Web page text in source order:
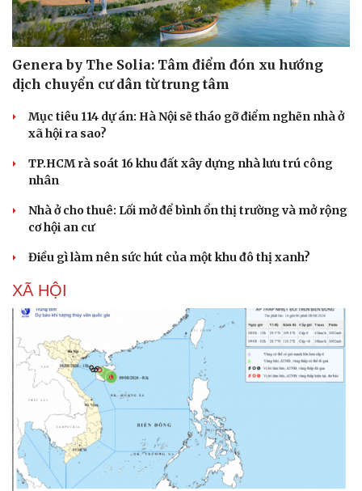
Genera by The Solia: Tâm điểm đón xu hướng
dịch chuyển cư dân từ trung tâm
Mục tiêu 114 dự án: Hà Nội sẽ tháo gỡ điểm nghẽn nhà ở
xã hội ra sao?
TP.HCM rà soát 16 khu đất xây dựng nhà lưu trú công
nhân
Nhà ở cho thuê: Lối mở để bình ổn thị trường và mở rộng
cơ hội an cư
Điều gì làm nên sức hút của một khu đô thị xanh?
XÃ HỘI